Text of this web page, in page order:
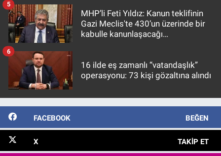
MHP’li Feti Yıldız: Kanun teklifinin
Gazi Meclis'te 430’un üzerinde bir
kabulle kanunlaşacağı
5
16 ilde eş zamanlı “vatandaşlık”
operasyonu: 73 kişi gözaltına alındı
6
FACEBOOK BEĞEN
X TAKIP ET